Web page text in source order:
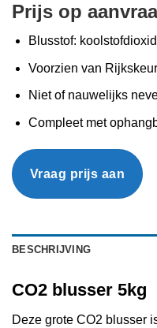
Prijs op
Blusstof:
Voorzien van
Niet of nauwelijks
Compleet met
Vraag prijs aan
BESCHRIJVING
CO2 blusser 5kg
Deze grote CO2 blusser